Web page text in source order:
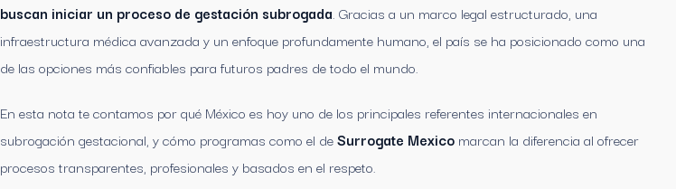
buscan iniciar un proceso de gestación subrogada. Gracias a un marco legal estructurado, una
infraestructura médica avanzada y un enfoque profundamente humano, el país se ha posicionado como una
de las opciones más confiables para futuros padres de todo el mundo.
En esta nota te contamos por qué México es hoy uno de los principales referentes internacionales en
subrogación gestacional, y cómo programas como el deSurrogate Mexico marcan la diferencia al ofrecer
procesos transparentes, profesionales y basados en el respeto.